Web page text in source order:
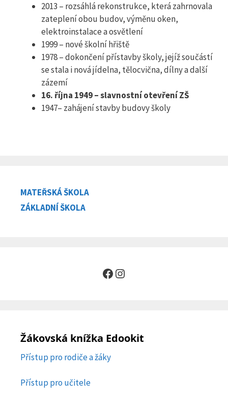
2013 – rozsáhlá rekonstrukce, která zahrnovala
zateplení obou budov, výměnu oken,
elektroinstalace a osvětlení
1999 – nové školní hřiště
1978 – dokončení přístavby školy, jejíž součástí
se stala i nová jídelna, tělocvična, dílny a další
zázemí
16. října 1949 – slavnostní otevření ZŠ
1947– zahájení stavby budovy školy
MATEŘSKÁ ŠKOLA
ZÁKLADNÍ ŠKOLA
Facebook
Instagram
Žákovská knížka Edookit
Přístup pro rodiče a žáky
Přístup pro učitele